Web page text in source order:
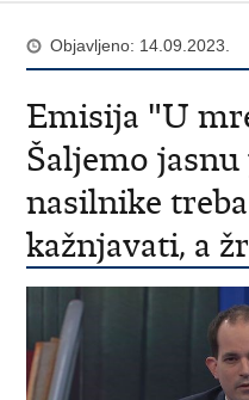
Objavljeno: 14.09.2023.
Emisija "U
Šaljemo
nasilnike
kažnjavati, a